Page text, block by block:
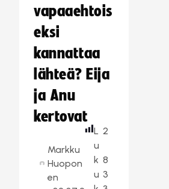
vapaaehtois
eksi
kannattaa
lähteä? Eija
ja Anu
kertovat
Markku
Huopon
en
L
u
k
u
2
8
3